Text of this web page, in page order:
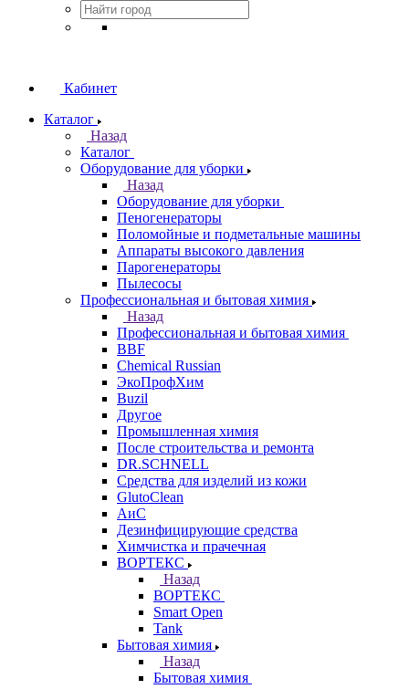
Кабинет
Каталог
Назад
Каталог
Оборудование для уборки
Назад
Оборудование для уборки
Пеногенераторы
Поломойные и подметальные машины
Аппараты высокого давления
Парогенераторы
Пылесосы
Профессиональная и бытовая химия
Назад
Профессиональная и бытовая химия
BBF
Chemical Russian
ЭкоПрофХим
Buzil
Другое
Промышленная химия
После строительства и ремонта
DR.SCHNELL
Средства для изделий из кожи
GlutoClean
АиС
Дезинфицирующие средства
Химчистка и прачечная
ВОРТЕКС
Назад
ВОРТЕКС
Smart Open
Tank
Бытовая химия
Назад
Бытовая химия